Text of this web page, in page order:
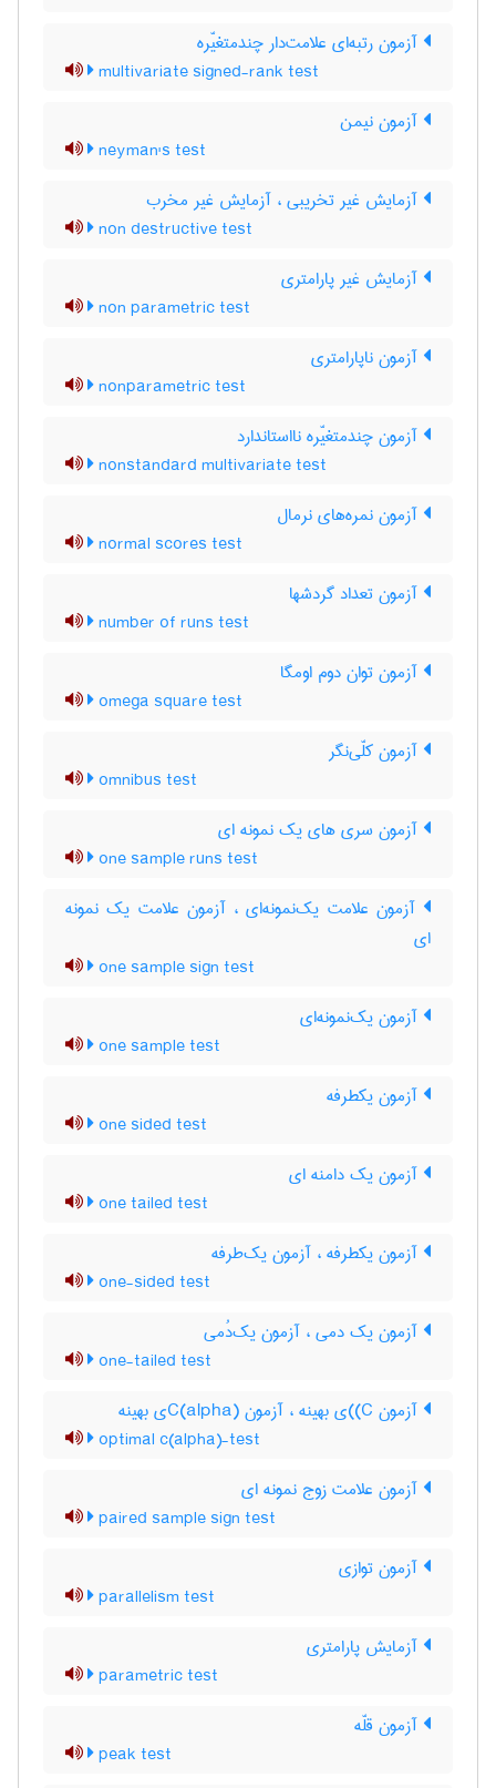
آزمون رتبه‌ای علامت‌دار چندمتغیّره
multivariate signed-rank test
آزمون نیمن
neyman's test
آزمایش غیر تخریبی ، آزمایش غیر مخرب
non destructive test
آزمایش غیر پارامتری
non parametric test
آزمون ناپارامتری
nonparametric test
آزمون چندمتغیّره نااستاندارد
nonstandard multivariate test
آزمون نمره‌های نرمال
normal scores test
آزمون تعداد گردشها
number of runs test
آزمون توان دوم اومگا
omega square test
آزمون کلّی‌نگر
omnibus test
آزمون سری های یک نمونه ای
one sample runs test
آزمون علامت یک‌نمونه‌ای ، آزمون علامت یک نمونه
ای
one sample sign test
آزمون یک‌نمونه‌ای
one sample test
آزمون یکطرفه
one sided test
آزمون یک دامنه ای
one tailed test
آزمون یکطرفه ، آزمون یک‌طرفه
one-sided test
آزمون یک دمی ، آزمون یک‌دُمی
one-tailed test
آزمون C)‌)ی بهینه ، آزمون C(‌‌a‌l‌p‌h‌a)ی بهینه
optimal c(alpha)-test
آزمون علامت زوج نمونه ای
paired sample sign test
آزمون توازی
parallelism test
آزمایش پارامتری
parametric test
آزمون قلّه
peak test